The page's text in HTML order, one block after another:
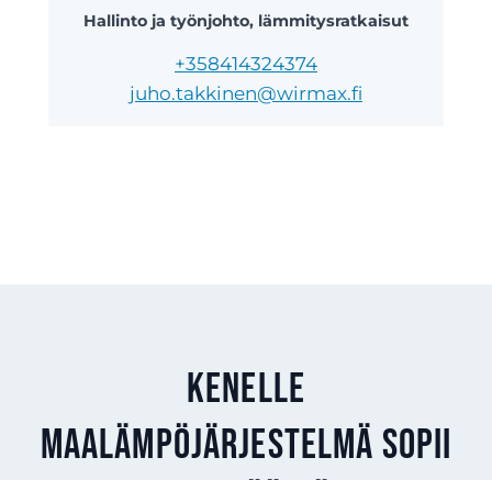
Hallinto ja työnjohto, lämmitysratkaisut
+358414324374
juho.takkinen@wirmax.fi
Kenelle
maalämpöjärjestelmä sopii